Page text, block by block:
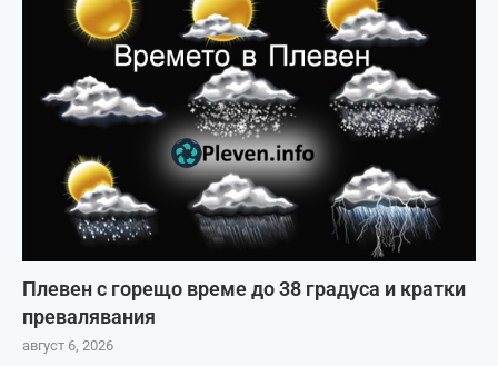
Плевен с горещо време до 38 градуса и кратки
превалявания
август 6, 2026